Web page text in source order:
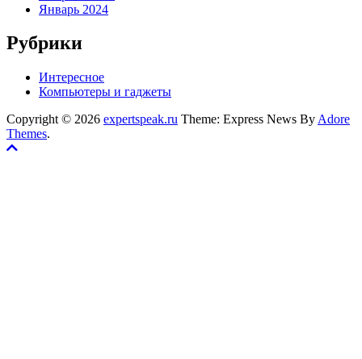
Январь 2024
Рубрики
Интересное
Компьютеры и гаджеты
Copyright © 2026 expertspeak.ru Theme: Express News By Adore
Themes.